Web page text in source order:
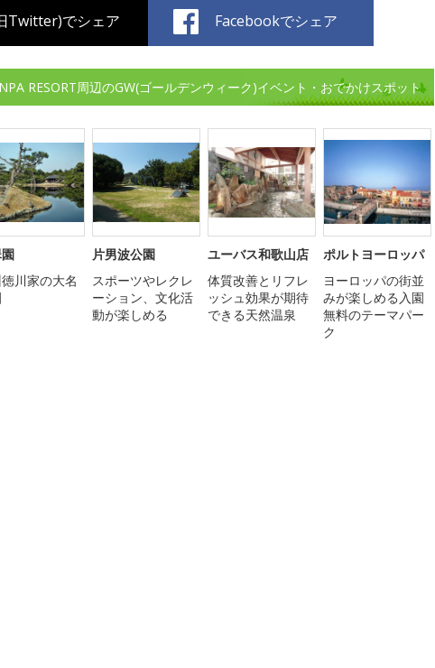
Twitter)でシェア Facebookでシェア
RESORT周辺のGW(ゴールデンウィーク)イベント・おでかけスポット
川家の大名
片男波公園
スポーツやレクレ
ーション、文化活
動が楽しめる
ユーバス和歌山店
体質改善とリフレ
ッシュ効果が期待
できる天然温泉
ポルトヨーロッパ
ヨーロッパの街並
みが楽しめる入園
無料のテーマパー
ク